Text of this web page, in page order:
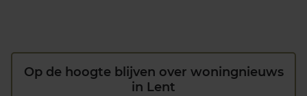
Op de hoogte blijven over woningnieuws
in Lent